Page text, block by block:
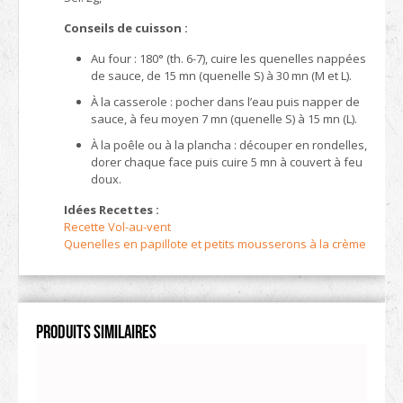
Conseils de cuisson :
Au four : 180° (th. 6-7), cuire les quenelles nappées
de sauce, de 15 mn (quenelle S) à 30 mn (M et L).
À la casserole : pocher dans l’eau puis napper de
sauce, à feu moyen 7 mn (quenelle S) à 15 mn (L).
À la poêle ou à la plancha : découper en rondelles,
dorer chaque face puis cuire 5 mn à couvert à feu
doux.
Idées Recettes :
Recette Vol-au-vent
Quenelles en papillote et petits mousserons à la crème
Produits similaires